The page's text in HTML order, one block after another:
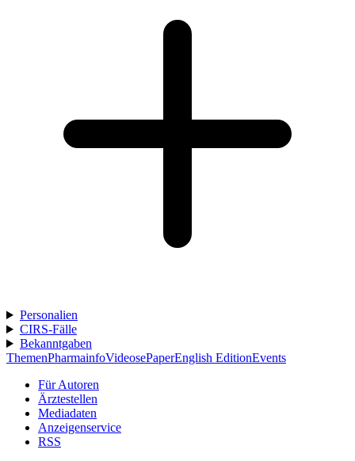
Personalien
CIRS-Fälle
Bekanntgaben
ThemenPharmainfoVideosePaperEnglish EditionEvents
Für Autoren
Ärztestellen
Mediadaten
Anzeigenservice
RSS